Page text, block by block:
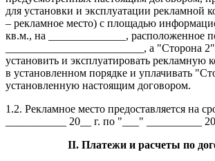
для установки и эксплуатации рекламной
– рекламное место) с площадью
кв.м., на ______________, расположенное
_________________________, а "Сторона 2"
установить и эксплуатировать рекламную
в установленном порядке и уплачивать
установленную настоящим договором.
1.2. Рекламное место предоставляется на
___________ 20__ г. по "___" __________
II. Платежи и расчеты по